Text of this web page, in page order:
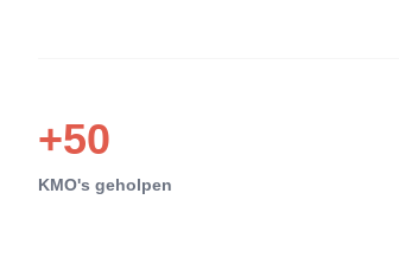
+50
KMO's geholpen